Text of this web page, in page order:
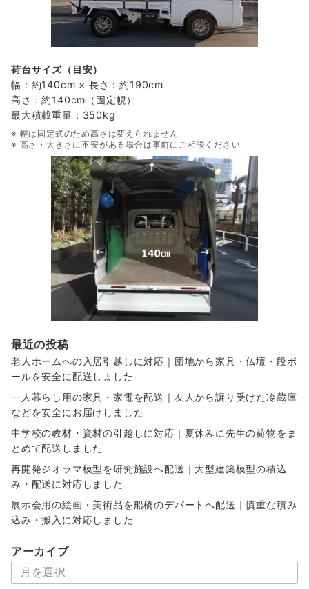
荷台サイズ（目安）
幅：約140cm × 長さ：約190cm
高さ：約140cm（固定幌）
最大積載重量：350kg
※ 幌は固定式のため高さは変えられません
※ 高さ・大きさに不安がある場合は事前にご相談ください
最近の投稿
老人ホームへの入居引越しに対応｜団地から家具・仏壇・段ボ
ールを安全に配送しました
一人暮らし用の家具・家電を配送｜友人から譲り受けた冷蔵庫
などを安全にお届けしました
中学校の教材・資材の引越しに対応｜夏休みに先生の荷物をま
とめて配送しました
再開発ジオラマ模型を研究施設へ配送｜大型建築模型の積込
み・配送に対応しました
展示会用の絵画・美術品を船橋のデパートへ配送｜慎重な積み
込み・搬入に対応しました
アーカイブ
ー